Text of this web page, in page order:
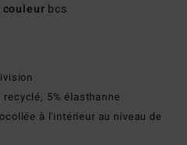
couleur bcs
recyclé, 5% élasthanne
à l'intérieur au niveau de